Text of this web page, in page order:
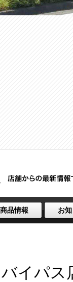
商品情報 お
イパス